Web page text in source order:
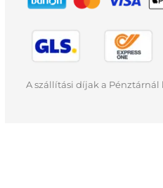
A szállítási díjak a